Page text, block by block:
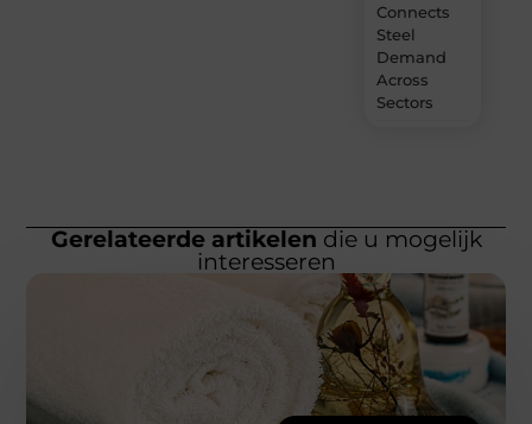
Connects
Steel
Demand
Across
Sectors
Gerelateerde artikelen die u mogelijk
interesseren